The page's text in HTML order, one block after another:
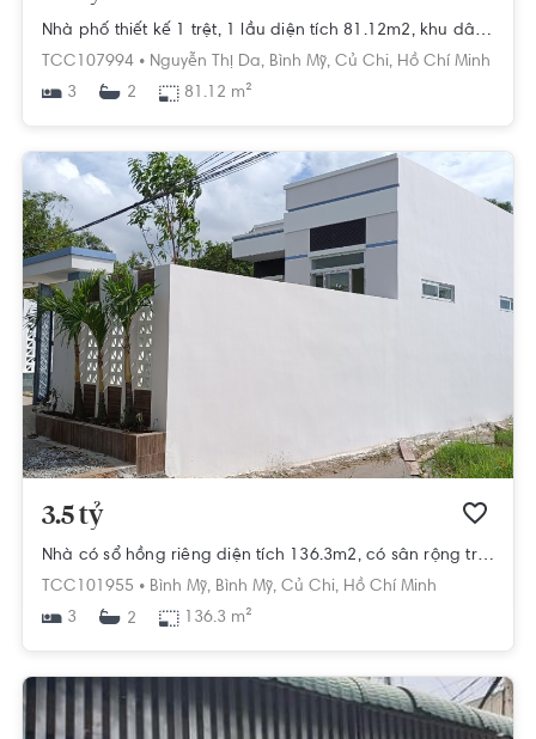
Nhà phố thiết kế 1 trệt, 1 lầu diện tích 81.12m2, khu dân cư hiện hữu.
TCC107994 • Nguyễn Thị Da, Bình Mỹ, Củ Chi, Hồ Chí Minh
3
2 81.12 m²
3.5 tỷ
Nhà có sổ hồng riêng diện tích 136.3m2, có sân rộng trồng cây và để xe hơi rộng rãi.
TCC101955 • Bình Mỹ, Bình Mỹ, Củ Chi, Hồ Chí Minh
3
2 136.3 m²